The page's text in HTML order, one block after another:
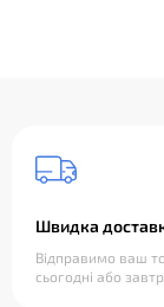
Швидка
Відправимо ваш
сьогодні або